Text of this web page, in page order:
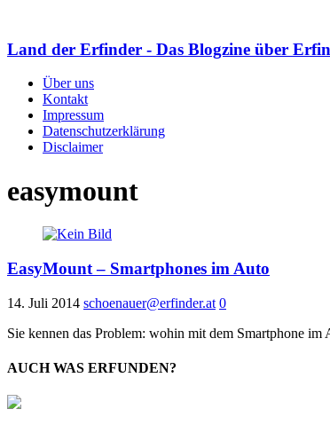
Land der Erfinder - Das Blogzine über
Über uns
Kontakt
Impressum
Datenschutzerklärung
Disclaimer
easymount
EasyMount – Smartphones im Auto
14. Juli 2014 schoenauer@erfinder.at 0
Sie kennen das Problem: wohin mit dem Smartphone
AUCH WAS ERFUNDEN?